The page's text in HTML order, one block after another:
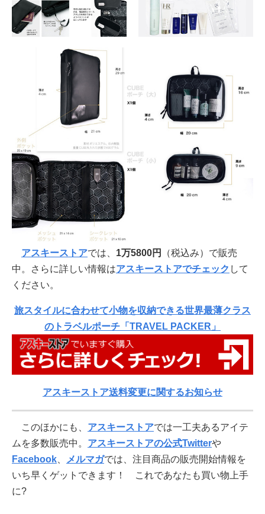
アスキーストアでは、 1万5800円
（税込み）で販売
中。さらに詳しい情報はアスキーストアでチェック して
ください。
旅スタイルに合わせて小物を収納できる世界最薄クラス
のトラベルポーチ「TRAVEL PACKER」
アスキーストア送料変更に関するお知らせ
このほかにも、 アスキーストアでは一工夫あるアイテ
ムを多数販売中。 アスキーストアの公式Twitterや
Facebook
メルマガでは、注目商品の販売開始情報を
いち早くゲットできます！ これであなたも買い物上手
に?